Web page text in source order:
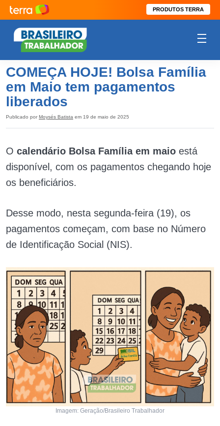
PRODUTOS TERRA
COMEÇA HOJE! Bolsa Família
em Maio tem pagamentos
liberados
Publicado por Moysés Batista em 19 de maio de 2025
O calendário Bolsa Família em maio está
disponível, com os pagamentos chegando hoje
os beneficiários.
Desse modo, nesta segunda-feira (19), os
pagamentos começam, com base no Número
de Identificação Social (NIS).
Imagem: Geração/Brasileiro Trabalhador